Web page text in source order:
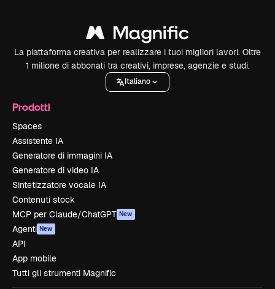
La piattaforma creativa per realizzare i tuoi migliori lavori. Oltre
1 milione di abbonati tra creativi, imprese, agenzie e studi.
Italiano
Prodotti
Spaces
Assistente IA
Generatore di immagini IA
Generatore di video IA
Sintetizzatore vocale IA
Contenuti stock
MCP per Claude/ChatGPT New
Agenti New
API
App mobile
Tutti gli strumenti Magnific